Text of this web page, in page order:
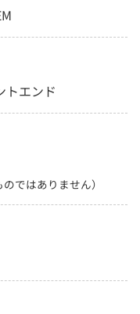
トエンド
ではありません）